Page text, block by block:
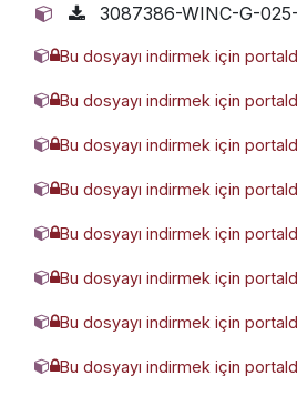
3087386-WINC-G-
Bu dosyayı indirmek için
604597-WINC-G-025-
Bu dosyayı indirmek için
6156765-WINC-G-
Bu dosyayı indirmek için
7900275-WINC-G-
Bu dosyayı indirmek için
8470706-WINC-G-
Bu dosyayı indirmek için
8661880-WINC-G-
Bu dosyayı indirmek için
9076029-WINC-G-
Bu dosyayı indirmek için
WINC-G-032-0025
Bu dosyayı indirmek için
winc-gpdf-1113710.pdf